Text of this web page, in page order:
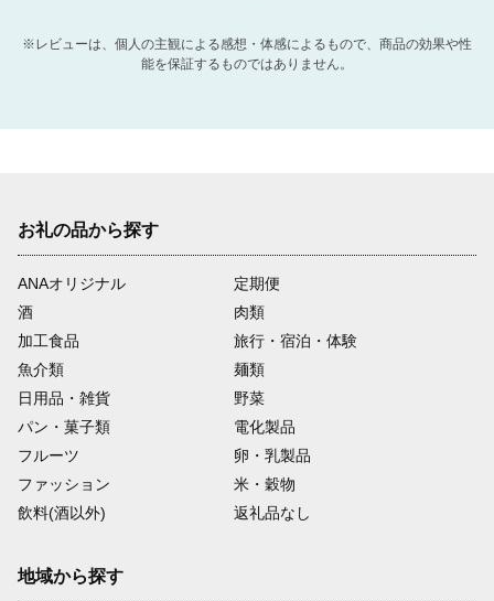
※レビューは、個人の主観による感想・体感によるもので、商品の効果や性
能を保証するものではありません。
お礼の品から探す
ANAオリジナル
定期便
酒
肉類
加工食品
旅行・宿泊・体験
魚介類
麺類
日用品・雑貨
野菜
パン・菓子類
電化製品
フルーツ
卵・乳製品
ファッション
米・穀物
飲料(酒以外)
返礼品なし
地域から探す